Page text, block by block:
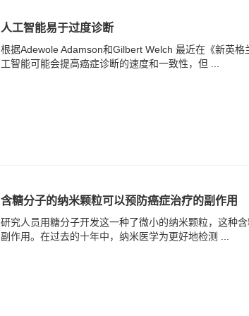
人工智能易于过度诊断
根据Adewole Adamson和Gilbert Welch 最近在《新英
工智能可能会提高癌症诊断的速度和一致性，但 ...
含糖分子的纳米颗粒可以预防癌症治疗的副作用
研究人员用糖分子开发这一种了微小的纳米颗粒，这种
副作用。在过去的十年中，纳米医学为更好地检测 ...